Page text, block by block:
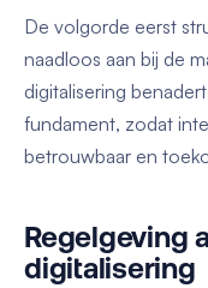
De volgorde eerst
naadloos aan bij de
digitalisering
fundament, zodat
betrouwbaar en
Regelgeving
digitalisering